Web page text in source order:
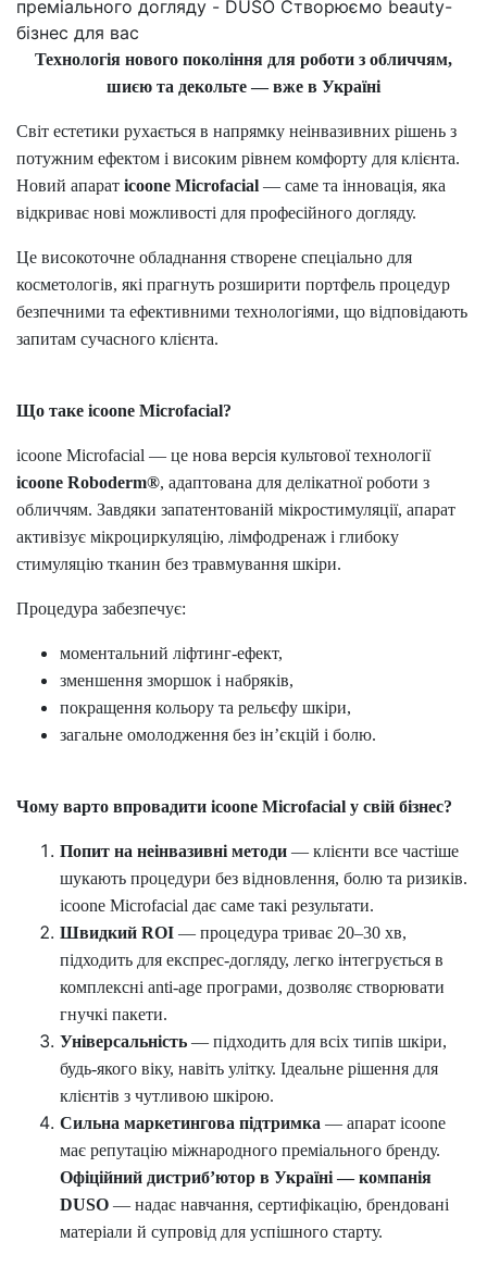
Технологія нового покоління для роботи з обличчям,
шиєю та декольте — вже в Україні
Світ естетики рухається в напрямку неінвазивних рішень з
потужним ефектом і високим рівнем комфорту для клієнта.
Новий апарат icoone Microfacial — саме та інновація, яка
відкриває нові можливості для професійного догляду.
Це високоточне обладнання створене спеціально для
косметологів, які прагнуть розширити портфель процедур
безпечними та ефективними технологіями, що відповідають
запитам сучасного клієнта.
Що таке icoone Microfacial?
icoone Microfacial — це нова версія культової технології
icoone Roboderm®, адаптована для делікатної роботи з
обличчям. Завдяки запатентованій мікростимуляції, апарат
активізує мікроциркуляцію, лімфодренаж і глибоку
стимуляцію тканин без травмування шкіри.
Процедура забезпечує:
моментальний ліфтинг-ефект,
зменшення зморшок і набряків,
покращення кольору та рельєфу шкіри,
загальне омолодження без ін’єкцій і болю.
Чому варто впровадити icoone Microfacial у свій бізнес?
Попит на неінвазивні методи — клієнти все частіше
шукають процедури без відновлення, болю та ризиків.
icoone Microfacial дає саме такі результати.
Швидкий ROI — процедура триває 20–30 хв,
підходить для експрес-догляду, легко інтегрується в
комплексні anti-age програми, дозволяє створювати
гнучкі пакети.
Універсальність — підходить для всіх типів шкіри,
будь-якого віку, навіть улітку. Ідеальне рішення для
клієнтів з чутливою шкірою.
Сильна маркетингова підтримка — апарат icoone
має репутацію міжнародного преміального бренду.
Офіційний дистриб’ютор в Україні — компанія
DUSO — надає навчання, сертифікацію, брендовані
матеріали й супровід для успішного старту.